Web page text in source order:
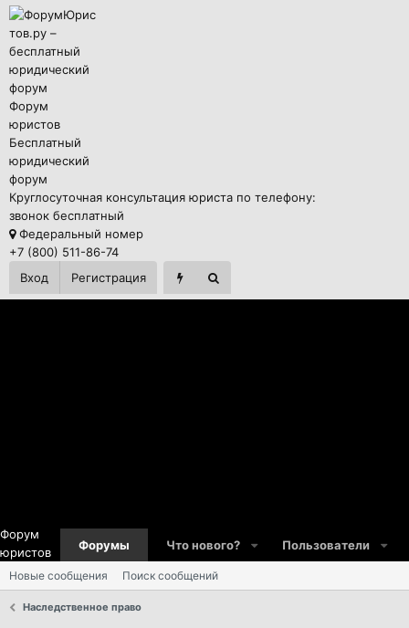
Форум
юристов
Бесплатный
юридический
форум
Круглосуточная консультация юриста по телефону:
звонок бесплатный
Федеральный номер
+7 (800) 511-86-74
Вход
Регистрация
Форум
юристов
Форумы Что нового? Пользователи
Новые сообщения Поиск сообщений
Наследственное право